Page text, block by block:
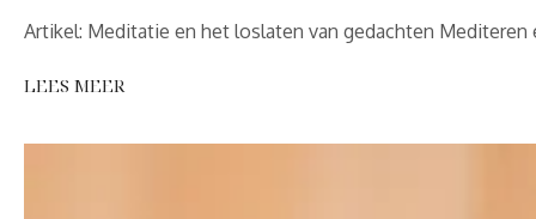
Artikel: Meditatie en het loslaten van gedachten
LEES MEER